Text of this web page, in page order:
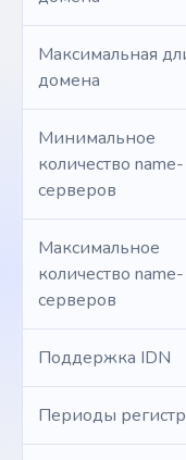
Максимальная
домена
Минимальное
количество name-
серверов
Максимальное
количество name-
серверов
Поддержка IDN
Периоды